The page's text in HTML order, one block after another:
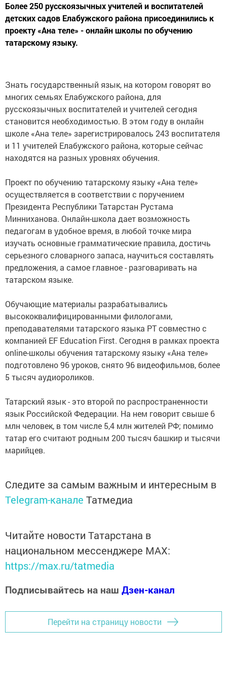
Более 250 русскоязычных учителей и воспитателей
детских садов Елабужского района присоединились к
проекту «Ана теле» - онлайн школы по обучению
татарскому языку.
Знать государственный язык, на котором говорят во
многих семьях Елабужского района, для
русскоязычных воспитателей и учителей сегодня
становится необходимостью. В этом году в онлайн
школе «Ана теле» зарегистрировалось 243 воспитателя
и 11 учителей Елабужского района, которые сейчас
находятся на разных уровнях обучения.
Проект по обучению татарскому языку «Ана теле»
осуществляется в соответствии с поручением
Президента Республики Татарстан Рустама
Минниханова. Онлайн-школа дает возможность
педагогам в удобное время, в любой точке мира
изучать основные грамматические правила, достичь
серьезного словарного запаса, научиться составлять
предложения, а самое главное - разговаривать на
татарском языке.
Обучающие материалы разрабатывались
высококвалифицированными филологами,
преподавателями татарского языка РТ совместно с
компанией EF Education First. Сегодня в рамках проекта
online-школы обучения татарскому языку «Ана теле»
подготовлено 96 уроков, снято 96 видеофильмов, более
5 тысяч аудиороликов.
Татарский язык - это второй по распространенности
язык Российской Федерации. На нем говорит свыше 6
млн человек, в том числе 5,4 млн жителей РФ; помимо
татар его cчитают родным 200 тысяч башкир и тысячи
марийцев.
Следите за самым важным и интересным в
Telegram-канале Татмедиа
Читайте новости Татарстана в
национальном мессенджере MАХ:
https://max.ru/tatmedia
Подписывайтесь на наш Дзен-канал
Перейти на страницу новости